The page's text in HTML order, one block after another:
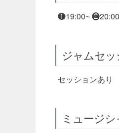
❶19:00~
ジャムセ
セッションあり
ミュージシ